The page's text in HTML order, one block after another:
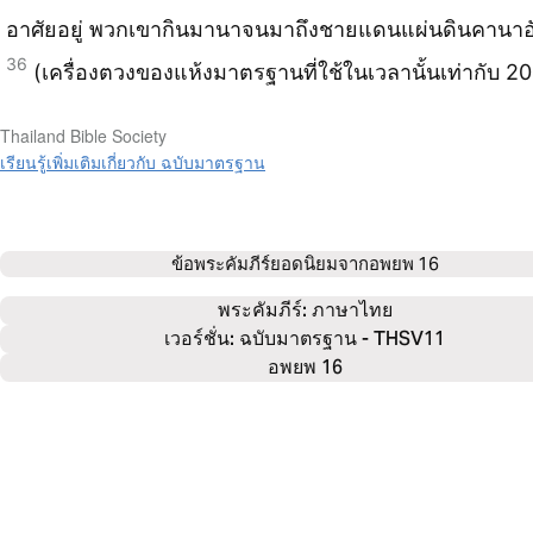
อาศัยอยู่ พวกเขากินมานาจนมาถึงชายแดนแผ่นดินคานา
36 (เครื่องตวงของแห้งมาตรฐานที่ใช้ในเวลานั้นเท่ากับ
Thailand Bible Society
เรียนรู้เพิ่มเติมเกี่ยวกับ ฉบับมาตรฐาน
ข้อพระคัมภีร์ยอดนิยมจากอพยพ 16
พระคัมภีร์: ภาษาไทย
เวอร์ชั่น: ฉบับมาตรฐาน - THSV11
อพยพ 16